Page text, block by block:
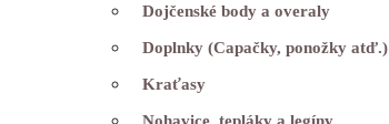
Dojčenské body a overaly
Doplnky (Capačky, ponožky atď.)
Kraťasy
Nohavice, tepláky a legíny